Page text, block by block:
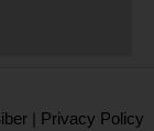
| Privacy Policy